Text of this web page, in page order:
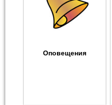
Оповещения